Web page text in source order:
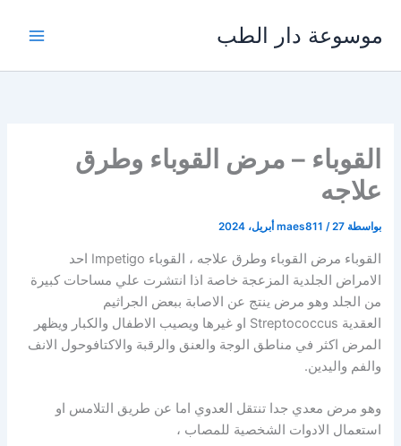
المحتوى
موسوعة دار الطب
القوباء – مرض القوباء وطرق
علاجه
بواسطة maes811 /27 أبريل، 2024
القوباء مرض القوباء وطرق علاجه ، القوباء Impetigo احد
الامراض الجلدية المزعجة خاصة اذا انتشرت علي مساحات كبيرة
من الجلد وهو مرض ينتج عن الاصابة ببعض الجراثيم
العقدية Streptococcus او غيرها ويصيب الاطفال والكبار ويظهر
المرض اكثر في مناطق الوجة والعنق والرقبة والاكتافوحول الانف
والفم واليدين.
وهو مرض معدي جدا تنتقل العدوي اما عن طريق التلامس او
استعمال الادوات الشخصية للمصاب ،